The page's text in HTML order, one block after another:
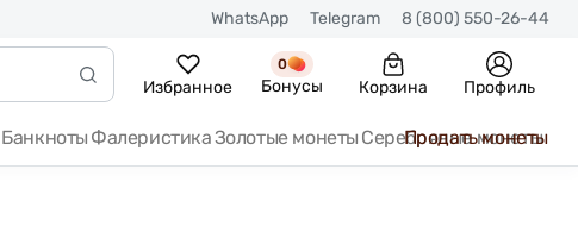
WhatsApp Telegram 8 (800) 550-26-44
Избранное
0
Бонусы Корзина Профиль
Банкноты ФалеристикаЗолотые монеты Серебряные монеты
Продать монеты